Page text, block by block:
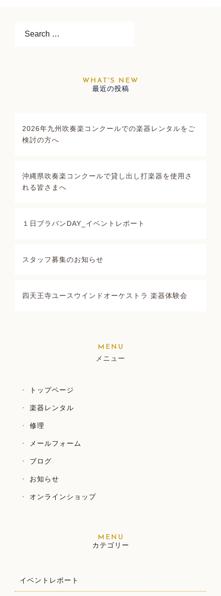
最近の投稿
2026年九州吹奏楽コンクールでの楽器レンタルをご
検討の方へ
沖縄県吹奏楽コンクールで貸し出し打楽器を使用さ
れる皆さまへ
１日ブラバンDAY_イベントレポート
スタッフ募集のお知らせ
四天王寺ユースウインドオーケストラ 楽器体験会
メニュー
トップページ
楽器レンタル
修理
メールフォーム
ブログ
お知らせ
オンラインショップ
カテゴリー
イベントレポート